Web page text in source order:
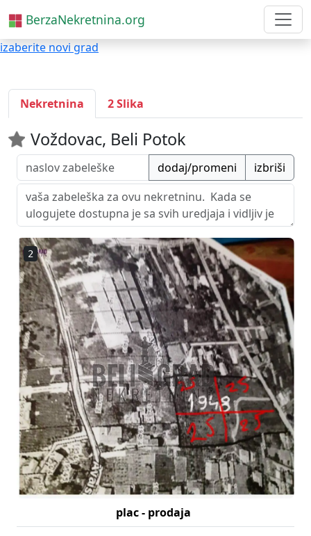
BerzaNekretnina.org
izaberite novi grad
Nekretnina 2 Slika
Voždovac, Beli Potok
dodaj/promeni izbriši
2
plac - prodaja